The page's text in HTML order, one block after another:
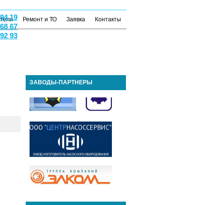
19
67
93
Ремонт и ТО Заявка Контакты
ЗАВОДЫ-ПАРТНЕРЫ